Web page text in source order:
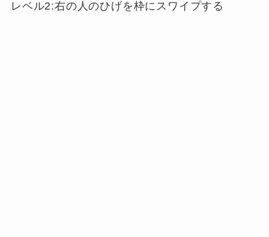
レベル2:右の人のひげを枠にスワイプする